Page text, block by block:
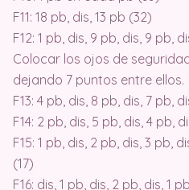
F11: 18 pb, dis, 13 pb (32)
F12: 1 pb, dis, 9 pb, dis, 9 pb,
Colocar los ojos de
dejando 7 puntos entre ellos.
F13: 4 pb, dis, 8 pb, dis, 7 pb,
F14: 2 pb, dis, 5 pb, dis, 4 pb,
F15: 1 pb, dis, 2 pb, dis, 3 pb,
(17)
F16: dis, 1 pb, dis, 2 pb, dis, 1